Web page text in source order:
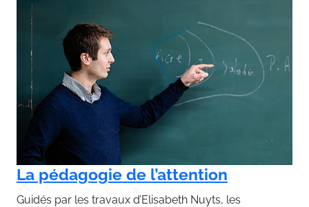
La pédagogie de l’attention
Guidés par les travaux d’Elisabeth Nuyts, les